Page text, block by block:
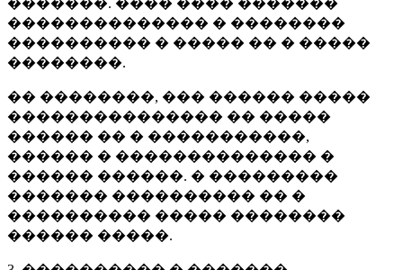
�������. ���� ���� �������
�������������� � ��������
���������� � ����� �� � �����
��������.
�� ��������, ��� ������ �����
��������������� �� �����
������ �� � �����������,
������ � �������������� �
������ ������. � ���������
������� ���������� �� �
���������� ����� ��������
������ �����.